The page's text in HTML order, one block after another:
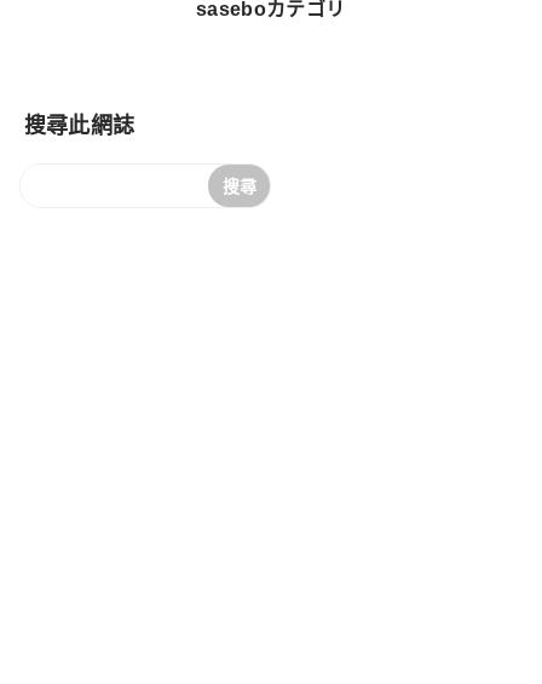
saseboカテゴリ
搜尋此網誌